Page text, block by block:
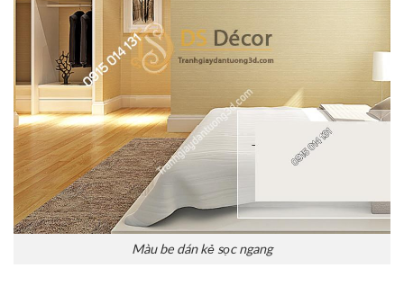
Màu be dán kẻ sọc ngang